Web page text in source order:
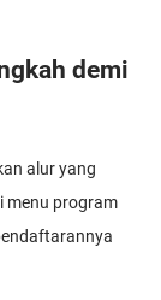
demi
alur yang
menu program